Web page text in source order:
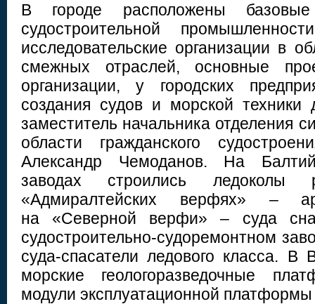
В городе расположены
судостроительной
исследовательские организации в
смежных отраслей, основные
организации, у городских
создания судов и морской техники
заместитель начальника отделения
области гражданского
Александр Чемоданов. На
заводах строились
«Адмиралтейских верфях» –
на «Северной верфи» – суда
судостроительно-судоремонтном
суда-спасатели ледового класса. В
морские геологоразведочные
модули эксплуатационной